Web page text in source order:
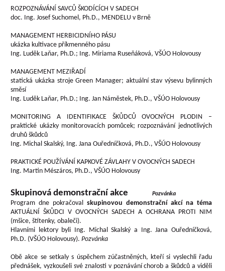
ROZPOZNÁVÁNÍ SAVCŮ ŠKODÍCÍCH V SADECH
doc. Ing. Josef Suchomel, Ph.D., MENDELU v Brně
MANAGEMENT HERBICIDNÍHO PÁSU
ukázka kultivace příkmenného pásu
Ing. Luděk Laňar, Ph.D.; Ing. Miriama Ruseňáková, VŠÚO Holovousy
MANAGEMENT MEZIŘADÍ
statická ukázka stroje Green Manager; aktuální stav výsevu bylinných
směsí
Ing. Luděk Laňar, Ph.D.; Ing. Jan Náměstek, Ph.D., VŠÚO Holovousy
MONITORING A IDENTIFIKACE ŠKŮDCŮ OVOCNÝCH PLODIN –
praktické ukázky monitorovacích pomůcek; rozpoznávání jednotlivých
druhů škůdců
Ing. Michal Skalský, Ing. Jana Ouředníčková, Ph.D., VŠÚO Holovousy
PRAKTICKÉ POUŽÍVÁNÍ KAPKOVÉ ZÁVLAHY V OVOCNÝCH SADECH
Ing. Martin Mészáros, Ph.D., VŠÚO Holovousy
Skupinová demonstrační akcePozvánka
Program dne pokračovalskupinovou demonstrační akcí na téma
AKTUÁLNÍ ŠKŮDCI V OVOCNÝCH SADECH A OCHRANA PROTI NIM
(mšice, štítenky, obaleči).
Hlavními lektory byli Ing. Michal Skalský a Ing. Jana Ouředníčková,
Ph.D. (VŠÚO Holovousy).Pozvánka
Obě akce se setkaly s úspěchem zúčastněných, kteří si vyslechli řadu
přednášek, vyzkoušeli své znalosti v poznávání chorob a škůdců a viděli